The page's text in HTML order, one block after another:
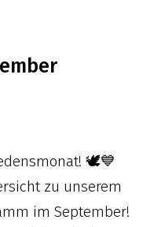
🕊💙
zu unserem
im September!